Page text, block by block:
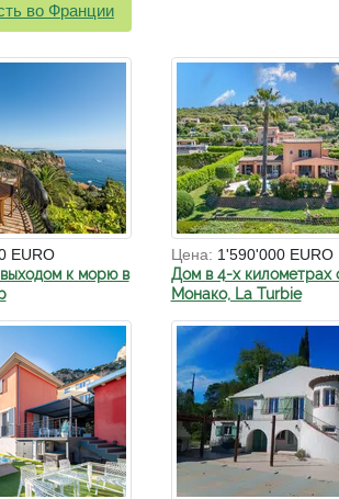
во Франции
EURO
к морю в
Цена: 1'590'000 EURO
Дом в 4-х километрах
Монако, La Turbie